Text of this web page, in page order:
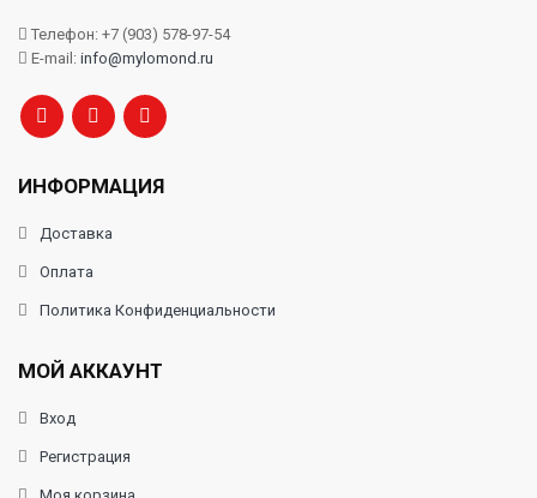
Телефон: +7 (903) 578-97-54
E-mail: info@mylomond.ru
ИНФОРМАЦИЯ
Доставка
Оплата
Политика Конфиденциальности
МОЙ АККАУНТ
Вход
Регистрация